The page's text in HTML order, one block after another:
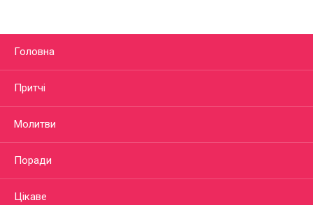
Головна
Притчі
Молитви
Поради
Цікаве